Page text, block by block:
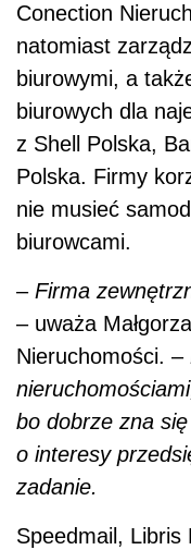
Conection
natomiast
biurowymi, a
biurowych dla
z Shell Polska,
Polska. Firmy
nie musieć
biurowcami.
–Firma
– uważa
Nieruchomości. –
bo dobrze zna
o interesy
zadanie.
Speedmail, Libris